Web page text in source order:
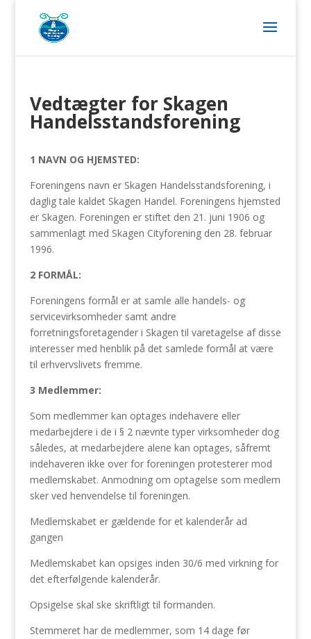
Vedtægter for Skagen
Handelsstandsforening
1 NAVN OG HJEMSTED:
Foreningens navn er Skagen Handelsstandsforening, i
daglig tale kaldet Skagen Handel. Foreningens hjemsted
er Skagen. Foreningen er stiftet den 21. juni 1906 og
sammenlagt med Skagen Cityforening den 28. februar
1996.
2 FORMÅL:
Foreningens formål er at samle alle handels- og
servicevirksomheder samt andre
forretningsforetagender i Skagen til varetagelse af disse
interesser med henblik på det samlede formål at være
til erhvervslivets fremme.
3 Medlemmer:
Som medlemmer kan optages indehavere eller
medarbejdere i de i § 2 nævnte typer virksomheder dog
således, at medarbejdere alene kan optages, såfremt
indehaveren ikke over for foreningen protesterer mod
medlemskabet. Anmodning om optagelse som medlem
sker ved henvendelse til foreningen.
Medlemskabet er gældende for et kalenderår ad
gangen
Medlemskabet kan opsiges inden 30/6 med virkning for
det efterfølgende kalenderår.
Opsigelse skal ske skriftligt til formanden.
Stemmeret har de medlemmer, som 14 dage før